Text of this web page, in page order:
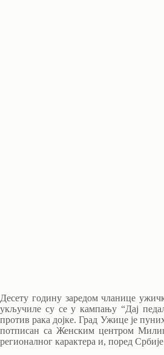
Десету годину заредом чланице
укључиле су се у кампању “Дај
против рака дојке. Град Ужице је
потписан са Женским центром
регионалног карактера и, поред